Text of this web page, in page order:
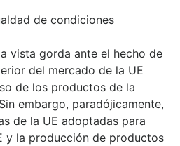
de condiciones
vista gorda ante el hecho de
del mercado de la UE
de los productos de la
embargo, paradójicamente,
de la UE adoptadas para
y la producción de productos